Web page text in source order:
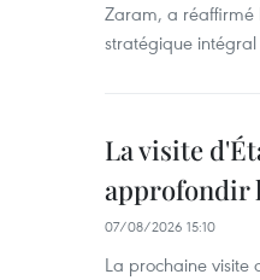
Zaram, a réaffirmé
stratégique
La visite
approfondir
07/08/2026 15:10
La prochaine visite